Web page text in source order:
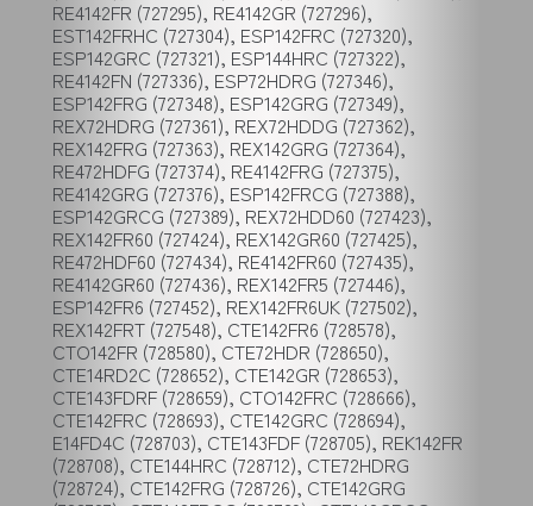
RE4142FR (727295), RE4142GR (727296),
EST142FRHC (727304), ESP142FRC (727320),
ESP142GRC (727321), ESP144HRC (727322),
RE4142FN (727336), ESP72HDRG (727346),
ESP142FRG (727348), ESP142GRG (727349),
REX72HDRG (727361), REX72HDDG (727362),
REX142FRG (727363), REX142GRG (727364),
RE472HDFG (727374), RE4142FRG (727375),
RE4142GRG (727376), ESP142FRCG (727388),
ESP142GRCG (727389), REX72HDD60 (727423),
REX142FR60 (727424), REX142GR60 (727425),
RE472HDF60 (727434), RE4142FR60 (727435),
RE4142GR60 (727436), REX142FR5 (727446),
ESP142FR6 (727452), REX142FR6UK (727502),
REX142FRT (727548), CTE142FR6 (728578),
CTO142FR (728580), CTE72HDR (728650),
CTE14RD2C (728652), CTE142GR (728653),
CTE143FDRF (728659), CTO142FRC (728666),
CTE142FRC (728693), CTE142GRC (728694),
E14FD4C (728703), CTE143FDF (728705), REK142FR
(728708), CTE144HRC (728712), CTE72HDRG
(728724), CTE142FRG (728726), CTE142GRG